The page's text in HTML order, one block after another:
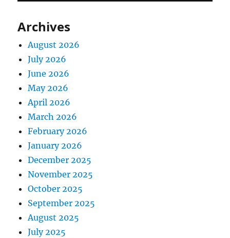
Archives
August 2026
July 2026
June 2026
May 2026
April 2026
March 2026
February 2026
January 2026
December 2025
November 2025
October 2025
September 2025
August 2025
July 2025